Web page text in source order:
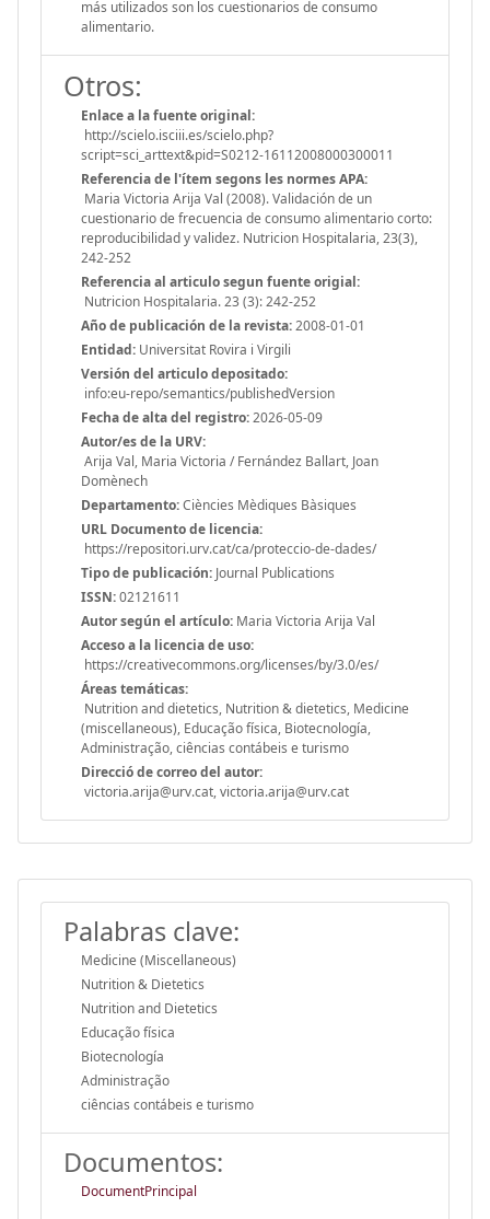
más utilizados son los cuestionarios de consumo
alimentario.
Otros:
Enlace a la fuente original:
http://scielo.isciii.es/scielo.php?
script=sci_arttext&pid=S0212-16112008000300011
Referencia de l'ítem segons les normes APA:
Maria Victoria Arija Val (2008). Validación de un
cuestionario de frecuencia de consumo alimentario corto:
reproducibilidad y validez. Nutricion Hospitalaria, 23(3),
242-252
Referencia al articulo segun fuente origial:
Nutricion Hospitalaria. 23 (3): 242-252
Año de publicación de la revista:2008-01-01
Entidad: Universitat Rovira i Virgili
Versión del articulo depositado:
info:eu-repo/semantics/publishedVersion
Fecha de alta del registro:2026-05-09
Autor/es de la URV:
Arija Val, Maria Victoria / Fernández Ballart, Joan
Domènech
Departamento:Ciències Mèdiques Bàsiques
URL Documento de licencia:
https://repositori.urv.cat/ca/proteccio-de-dades/
Tipo de publicación: Journal Publications
ISSN:02121611
Autor según el artículo: Maria Victoria Arija Val
Acceso a la licencia de uso:
https://creativecommons.org/licenses/by/3.0/es/
Áreas temáticas:
Nutrition and dietetics, Nutrition & dietetics, Medicine
(miscellaneous), Educação física, Biotecnología,
Administração, ciências contábeis e turismo
Direcció de correo del autor:
victoria.arija@urv.cat, victoria.arija@urv.cat
Palabras clave:
Medicine (Miscellaneous)
Nutrition & Dietetics
Nutrition and Dietetics
Educação física
Biotecnología
Administração
ciências contábeis e turismo
Documentos:
DocumentPrincipal